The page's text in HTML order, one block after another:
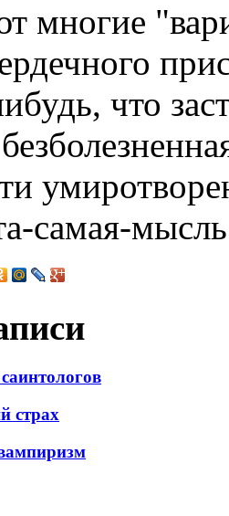
многие
что
самая-
страх